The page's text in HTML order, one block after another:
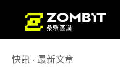
快訊 最新文章